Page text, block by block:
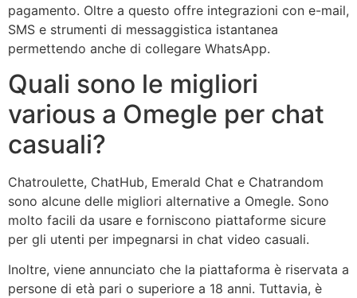
pagamento. Oltre a questo offre integrazioni con e-mail,
SMS e strumenti di messaggistica istantanea
permettendo anche di collegare WhatsApp.
Quali sono le migliori
various a Omegle per chat
casuali?
Chatroulette, ChatHub, Emerald Chat e Chatrandom
sono alcune delle migliori alternative a Omegle. Sono
molto facili da usare e forniscono piattaforme sicure
per gli utenti per impegnarsi in chat video casuali.
Inoltre, viene annunciato che la piattaforma è riservata a
persone di età pari o superiore a 18 anni. Tuttavia, è